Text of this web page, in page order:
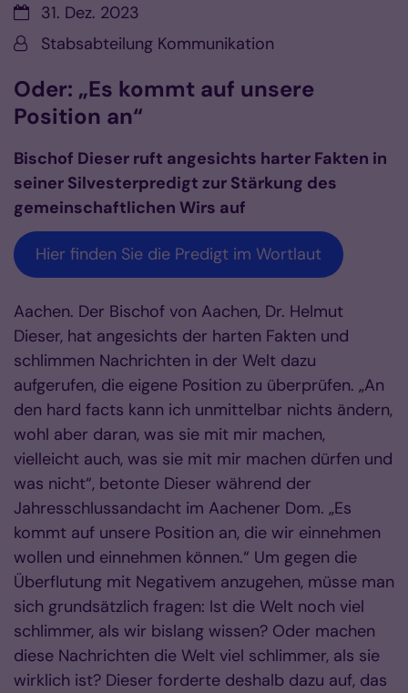
Datum:31. Dez. 2023
Von:Stabsabteilung Kommunikation
Oder: „Es kommt auf unsere
Position an“
Bischof Dieser ruft angesichts harter Fakten in
seiner Silvesterpredigt zur Stärkung des
gemeinschaftlichen Wirs auf
Hier finden Sie die Predigt im Wortlaut
Aachen. Der Bischof von Aachen, Dr. Helmut
Dieser, hat angesichts der harten Fakten und
schlimmen Nachrichten in der Welt dazu
aufgerufen, die eigene Position zu überprüfen. „An
den hard facts kann ich unmittelbar nichts ändern,
wohl aber daran, was sie mit mir machen,
vielleicht auch, was sie mit mir machen dürfen und
was nicht“, betonte Dieser während der
Jahresschlussandacht im Aachener Dom. „Es
kommt auf unsere Position an, die wir einnehmen
wollen und einnehmen können.“ Um gegen die
Überflutung mit Negativem anzugehen, müsse man
sich grundsätzlich fragen: Ist die Welt noch viel
schlimmer, als wir bislang wissen? Oder machen
diese Nachrichten die Welt viel schlimmer, als sie
wirklich ist? Dieser forderte deshalb dazu auf, das